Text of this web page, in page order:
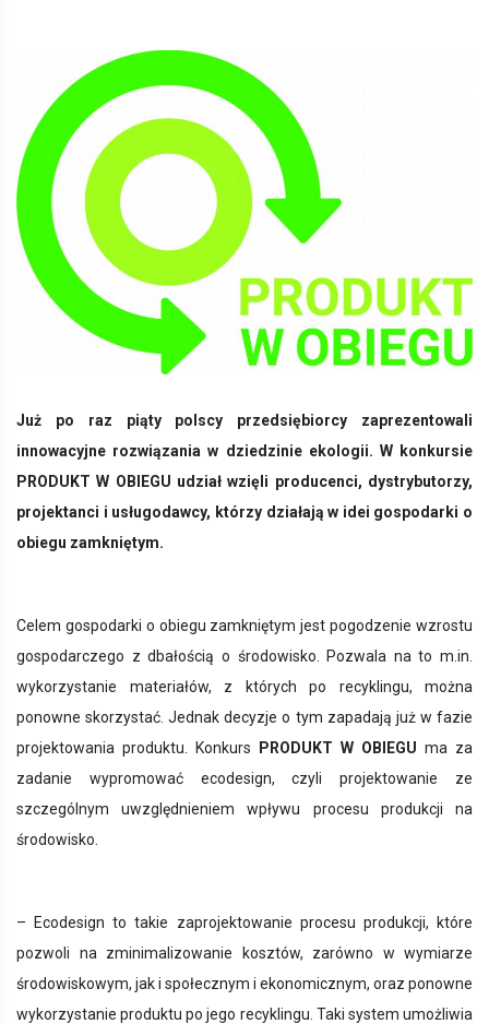
Już po raz piąty polscy przedsiębiorcy zaprezentowali
innowacyjne rozwiązania w dziedzinie ekologii. W konkursie
PRODUKT W OBIEGU udział wzięli producenci, dystrybutorzy,
projektanci i usługodawcy, którzy działają w idei gospodarki o
obiegu zamkniętym.
Celem gospodarki o obiegu zamkniętym jest pogodzenie wzrostu
gospodarczego z dbałością o środowisko. Pozwala na to m.in.
wykorzystanie materiałów, z których po recyklingu, można
ponowne skorzystać. Jednak decyzje o tym zapadają już w fazie
projektowania produktu. Konkurs
PRODUKT W OBIEGU ma za
zadanie wypromować ecodesign, czyli projektowanie ze
szczególnym uwzględnieniem wpływu procesu produkcji na
środowisko.
–
Ecodesign to takie zaprojektowanie procesu produkcji, które
pozwoli na zminimalizowanie kosztów, zarówno w wymiarze
środowiskowym, jak i społecznym i ekonomicznym, oraz ponowne
wykorzystanie produktu po jego recyklingu. Taki system umożliwia